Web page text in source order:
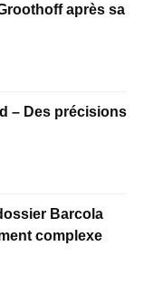
après sa
– Des précisions
Barcola
complexe